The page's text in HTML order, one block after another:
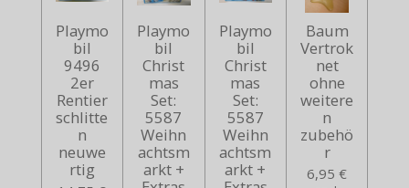
Playmo
bil
9496
2er
Rentier
schlitte
n
neuwe
rtig
Playmo
bil
Christ
mas
Set:
5587
Weihn
achtsm
arkt +
Playmo
bil
Christ
mas
Set:
5587
Weihn
achtsm
arkt +
Baum
Vertrok
net
ohne
weitere
n
zubehö
r
6,95 €